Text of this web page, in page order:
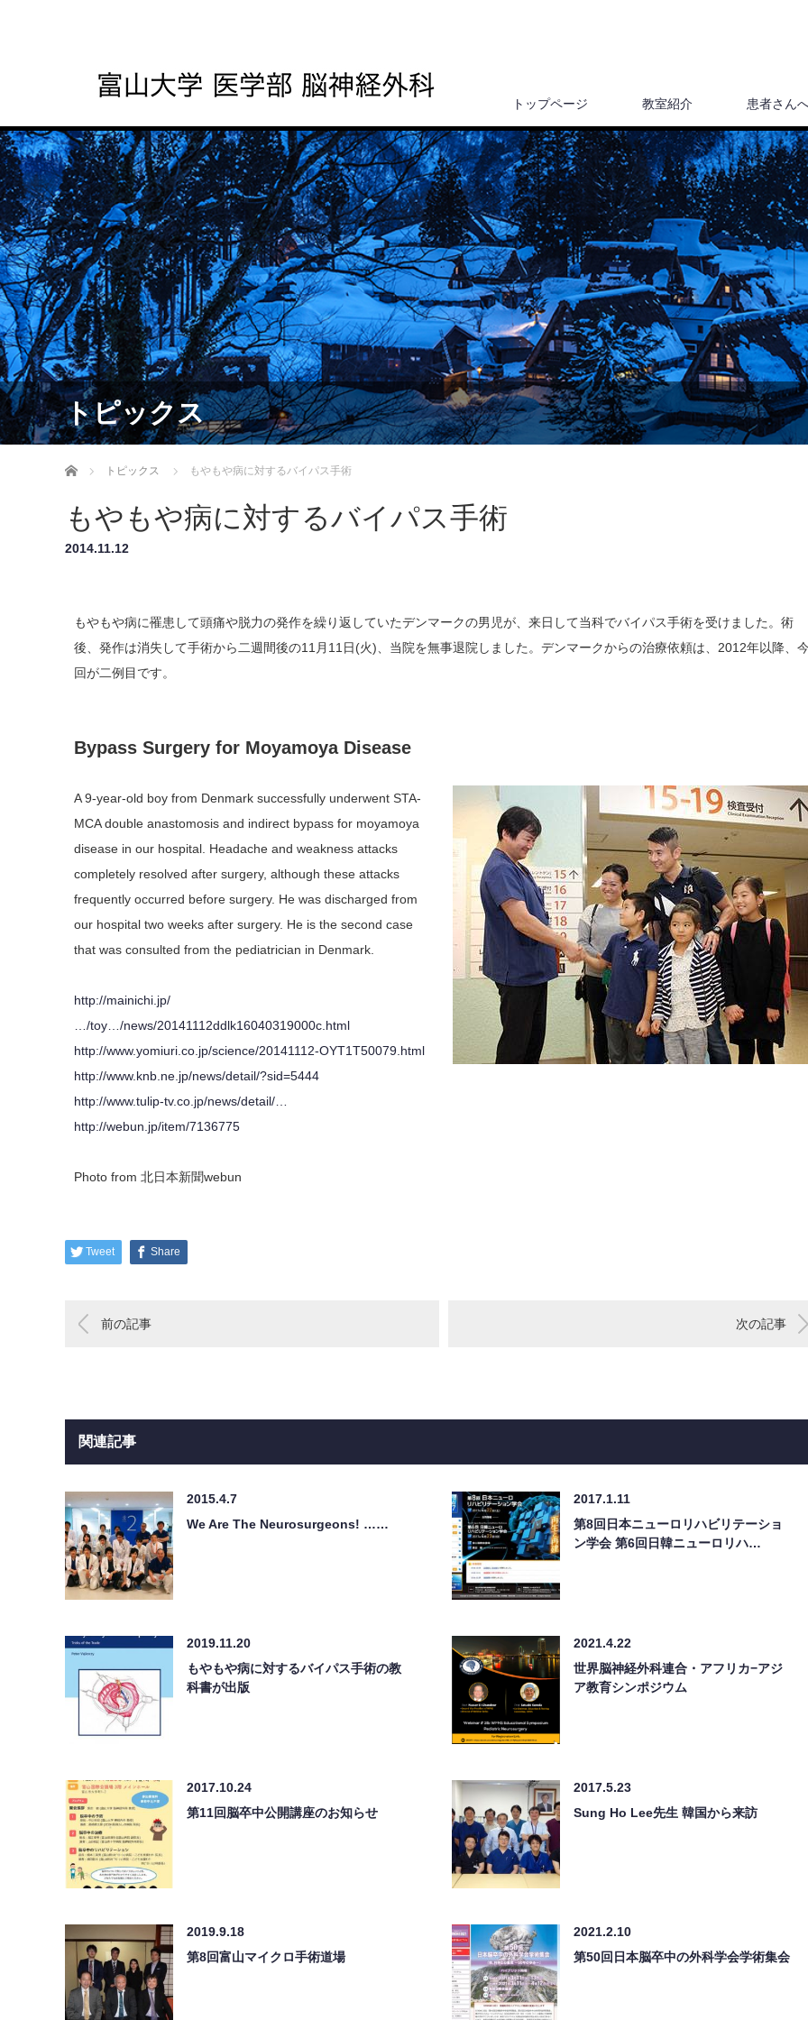
トップページ 教室紹介 患者さん
トピックス
ホーム トピックス もやもや病に対するバイパス手術
もやもや病に対するバイパス手術
2014.11.12
もやもや病に罹患して頭痛や脱力の発作を繰り返していたデンマークの男児が、来日して当科でバイパス手術を受けました。術
後、発作は消失して手術から二週間後の11月11日(火)、当院を無事退院しました。デンマークからの治療依頼は、2012年以降、
回が二例目です。
Bypass Surgery for Moyamoya Disease
A 9-year-old boy from Denmark successfully underwent STA-
MCA double anastomosis and indirect bypass for moyamoya
disease in our hospital. Headache and weakness attacks
completely resolved after surgery, although these attacks
frequently occurred before surgery. He was discharged from
our hospital two weeks after surgery. He is the second case
that was consulted from the pediatrician in Denmark.
http://mainichi.jp/
…/toy…/news/20141112ddlk16040319000c.html
http://www.yomiuri.co.jp/science/20141112-OYT1T50079.html
http://www.knb.ne.jp/news/detail/?sid=5444
http://www.tulip-tv.co.jp/news/detail/…
http://webun.jp/item/7136775
Photo from 北日本新聞webun
Tweet Share
前の記事 次の記事
関連記事
2015.4.7
We Are The Neurosurgeons! ……
2017.1.11
第8回日本ニューロリハビリテーショ
ン学会 第6回日韓ニューロリハ…
2019.11.20
もやもや病に対するバイパス手術の教
科書が出版
2021.4.22
世界脳神経外科連合・アフリカ−アジ
ア教育シンポジウム
2017.10.24
第11回脳卒中公開講座のお知らせ
2017.5.23
Sung Ho Lee先生 韓国から来訪
2019.9.18
第8回富山マイクロ手術道場
2021.2.10
第50回日本脳卒中の外科学会学術集会